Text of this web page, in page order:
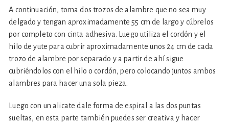
A continuación, toma dos trozos de alambre que no sea muy
delgado y tengan aproximadamente 55 cm de largo y cúbrelos
por completo con cinta adhesiva. Luego utiliza el cordón y el
hilo de yute para cubrir aproximadamente unos 24 cm de cada
trozo de alambre por separado y a partir de ahí sigue
cubriéndolos con el hilo o cordón, pero colocando juntos ambos
alambres para hacer una sola pieza.
Luego con un alicate dale forma de espiral a las dos puntas
sueltas, en esta parte también puedes ser creativa y hacer